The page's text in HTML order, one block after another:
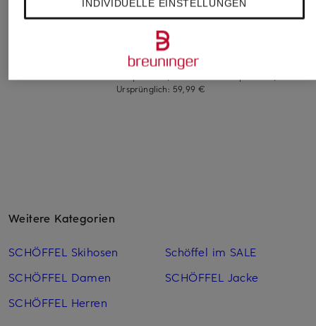
Schmucksteinen
FABIENNE CHAPOT
T-Shirt PHIL
44,99 €
Ursprünglich: 59,99 €
Marc O'Polo
Weitere Kategorien
SCHÖFFEL Skihosen
SCHÖFFEL Damen
SCHÖFFEL Herren
Schöffel im SALE
SCHÖFFEL Jacke
INDIVIDUELLE EINSTELLUNGEN